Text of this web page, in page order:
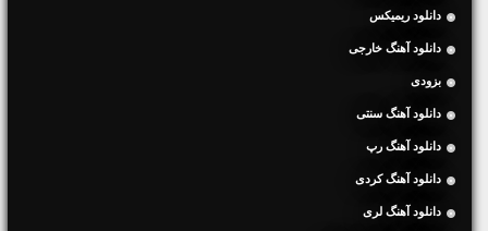
دانلود ریمیکس
دانلود آهنگ خارجی
بزودی
دانلود آهنگ سنتی
دانلود آهنگ رپ
دانلود آهنگ کردی
دانلود آهنگ لری